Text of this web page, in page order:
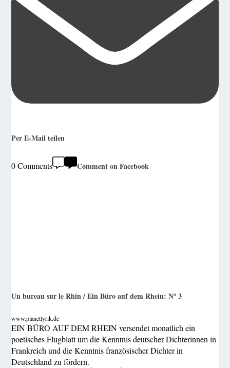
Per E-Mail teilen
0 Comments Comment on Facebook
Un bureau sur le Rhin / Ein Büro auf dem Rhein: Nº 3
www.planetlyrik.de
EIN BÜRO AUF DEM RHEIN versendet monatlich ein
poetisches Flugblatt um die Kenntnis deutscher Dichterinnen in
Frankreich und die Kenntnis französischer Dichter in
Deutschland zu fördern.